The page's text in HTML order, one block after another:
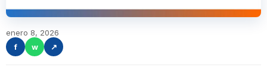
enero 8, 2026
f
w ↗